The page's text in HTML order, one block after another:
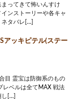
ってきて怖いんすけ
ンストーリーや各キャ
ネタバレ[…]
アッキピテル(ステー
目 霊宝は防御系のもの
レベルは全てMAX 戦法
し[…]